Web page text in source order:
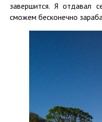
завершится. Я
сможем бесконечно